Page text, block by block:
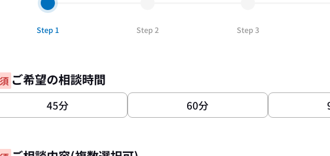
Step 1 Step 2 Step 3
ご希望の相談時間
45分 60分